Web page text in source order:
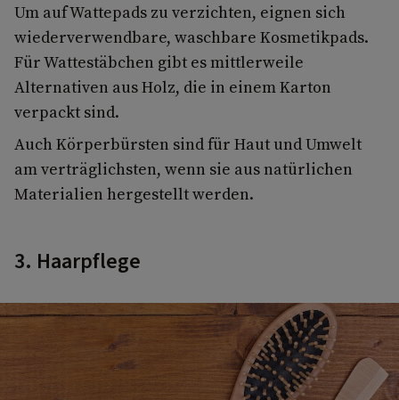
Um auf Wattepads zu verzichten, eignen sich
wiederverwendbare, waschbare Kosmetikpads.
Für Wattestäbchen gibt es mittlerweile
Alternativen aus Holz, die in einem Karton
verpackt sind.
Auch Körperbürsten sind für Haut und Umwelt
am verträglichsten, wenn sie aus natürlichen
Materialien hergestellt werden.
3. Haarpflege